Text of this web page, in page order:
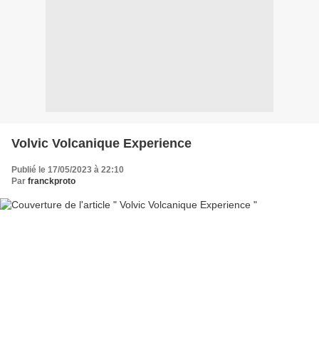
Volvic Volcanique Experience
Publié le 17/05/2023 à 22:10
Par franckproto